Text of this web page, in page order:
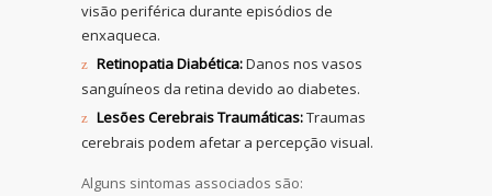
visão periférica durante episódios de
enxaqueca.
Retinopatia Diabética:Danos nos vasos
sanguíneos da retina devido ao diabetes.
Lesões Cerebrais Traumáticas:Traumas
cerebrais podem afetar a percepção visual.
Alguns sintomas associados são: